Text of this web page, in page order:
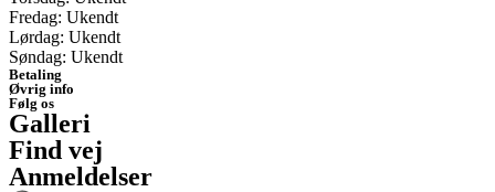
Fredag: Ukendt
Lørdag: Ukendt
Søndag: Ukendt
Betaling
Øvrig info
Følg os
Galleri
Find vej
Anmeldelser